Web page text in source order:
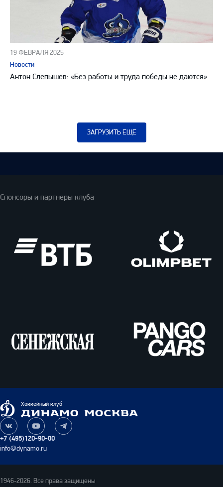
19 ФЕВРАЛЯ 2025
Новости
Антон Слепышев: «Без работы и труда победы не даются»
ЗАГРУЗИТЬ ЕЩЕ
Спонсоры и партнеры клуба
Cars
Динамо
Москва
Хоккейный клуб
+7 (495)120-90-00
info@dynamo.ru
Наша
группа
ВКонтакте
Наш
канал
на
Наш
канал
1946-2026. Все права защищены